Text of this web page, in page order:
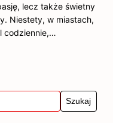
lecz także świetny
Niestety, w miastach,
codziennie,…